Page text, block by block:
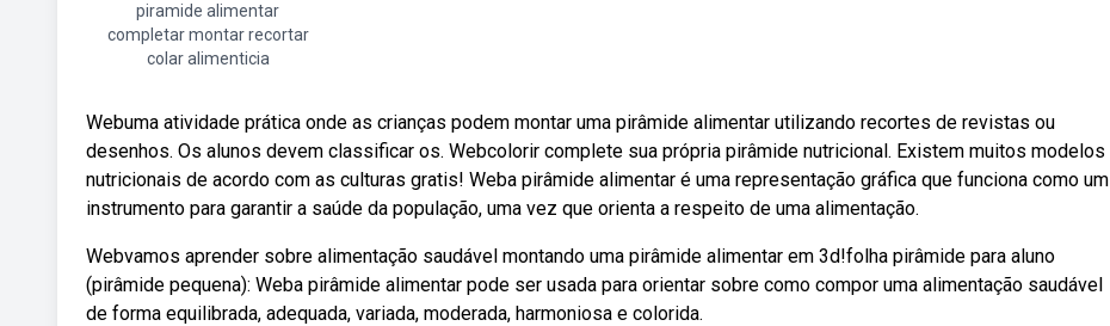
piramide alimentar
completar montar recortar
colar alimenticia
Webuma atividade prática onde as crianças podem montar uma pirâmide alimentar utilizando recortes de revistas ou
desenhos. Os alunos devem classificar os. Webcolorir complete sua própria pirâmide nutricional. Existem muitos modelos
nutricionais de acordo com as culturas gratis! Weba pirâmide alimentar é uma representação gráfica que funciona como um
instrumento para garantir a saúde da população, uma vez que orienta a respeito de uma alimentação.
Webvamos aprender sobre alimentação saudável montando uma pirâmide alimentar em 3d!folha pirâmide para aluno
(pirâmide pequena): Weba pirâmide alimentar pode ser usada para orientar sobre como compor uma alimentação saudável
de forma equilibrada, adequada, variada, moderada, harmoniosa e colorida.